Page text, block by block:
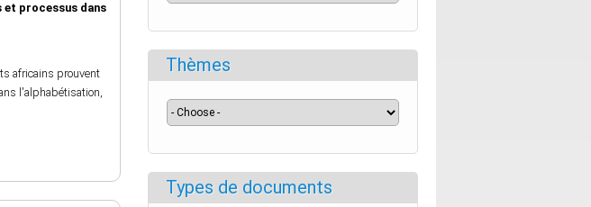
et processus dans
africains prouvent
l'alphabétisation,
Thèmes
Types de documents